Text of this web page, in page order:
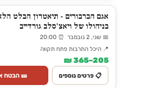
אגם הברבורים - תיאטרון הבלט
בניהולו של ויאצ'סלב גורדייב
📅 שני, 2 נובמבר ⏰ 20:00
📍 היכל התרבות פתח תקווה
205–365 ₪
📋 פרטים נוספים 🎫 הבטח